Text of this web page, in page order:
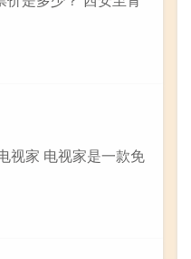
视家 电视家是一款免